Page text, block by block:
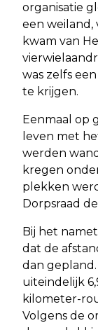
organisatie
een weiland,
kwam van
was zelfs
te krijgen.
Eenmaal op
leven met
werden
kregen
plekken
Dorpsraad
Bij het
dat de
dan
uiteindelijk
kilometer-
Volgens de